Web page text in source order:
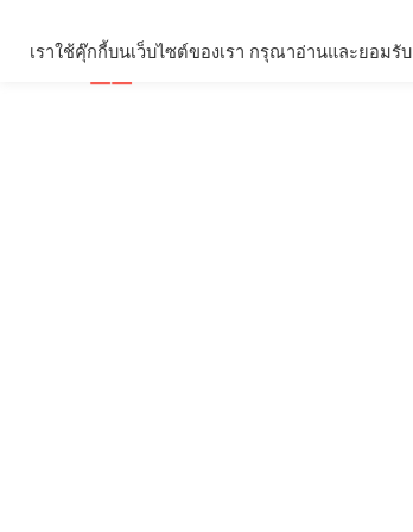
เราใช้คุ๊กกี้บนเว็บไซต์ของเรา กรุณาอ่านและยอมรับ